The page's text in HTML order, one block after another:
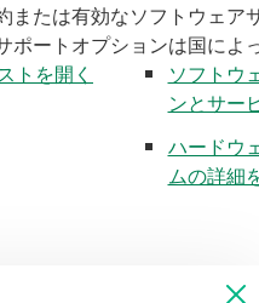
または有効なソフトウェア
ポートオプションは国によ
トを開く
ソフトウ
ンとサー
ハードウ
ムの詳細